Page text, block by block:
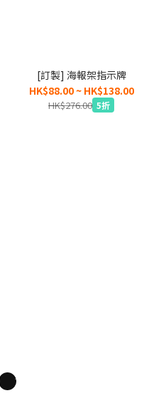
[訂製] 海報架指示牌
HK$88.00 ~ HK$138.00
HK$276.00 5折
1